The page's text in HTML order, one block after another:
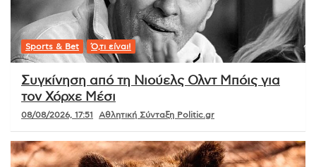
Sports & Bet Ό,τι είναι!
Συγκίνηση από τη Νιούελς Ολντ Μπόις για
τον Χόρχε Μέσι
08/08/2026, 17:51 Αθλητική Σύνταξη Politic.gr